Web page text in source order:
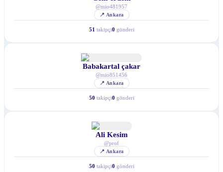
@mio481957
📍 Ankara
51 takipçi0 gönderi
Babakartal çakar
@mio851456
📍 Ankara
50 takipçi0 gönderi
Ali Kesim
@prof
📍 Ankara
50 takipçi0 gönderi